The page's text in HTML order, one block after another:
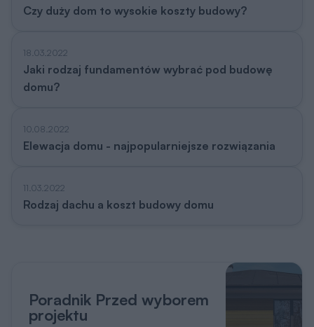
Czy duży dom to wysokie koszty budowy?
18.03.2022
Jaki rodzaj fundamentów wybrać pod budowę
domu?
10.08.2022
Elewacja domu - najpopularniejsze rozwiązania
11.03.2022
Rodzaj dachu a koszt budowy domu
Poradnik Przed wyborem
projektu